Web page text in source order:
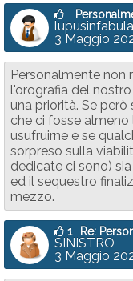
lupusinfabula
3 Maggio
Personalmente non
l'orografia del
una priorità. Se
che ci fosse almeno
usufruirne e se
sorpreso sulla
dedicate ci sono)
ed il sequestro
mezzo.
1 Re:
SINISTRO
3 Maggio